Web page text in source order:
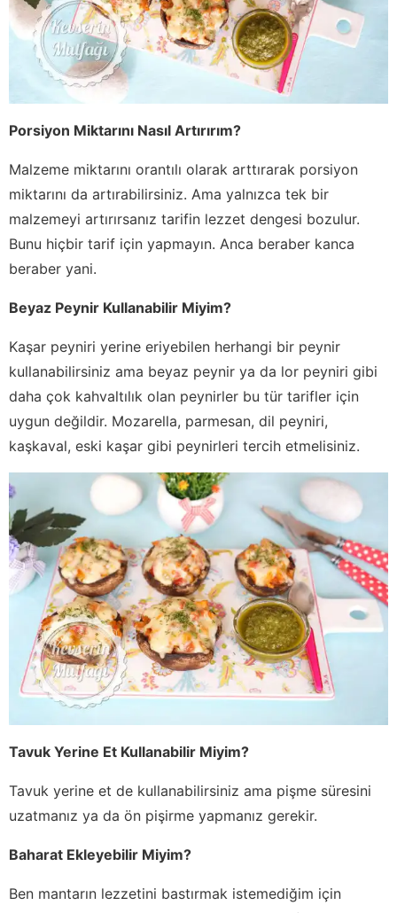
Porsiyon Miktarını Nasıl Artırırım?
Malzeme miktarını orantılı olarak arttırarak porsiyon
miktarını da artırabilirsiniz. Ama yalnızca tek bir
malzemeyi artırırsanız tarifin lezzet dengesi bozulur.
Bunu hiçbir tarif için yapmayın. Anca beraber kanca
beraber yani.
Beyaz Peynir Kullanabilir Miyim?
Kaşar peyniri yerine eriyebilen herhangi bir peynir
kullanabilirsiniz ama beyaz peynir ya da lor peyniri gibi
daha çok kahvaltılık olan peynirler bu tür tarifler için
uygun değildir. Mozarella, parmesan, dil peyniri,
kaşkaval, eski kaşar gibi peynirleri tercih etmelisiniz.
Tavuk Yerine Et Kullanabilir Miyim?
Tavuk yerine et de kullanabilirsiniz ama pişme süresini
uzatmanız ya da ön pişirme yapmanız gerekir.
Baharat Ekleyebilir Miyim?
Ben mantarın lezzetini bastırmak istemediğim için